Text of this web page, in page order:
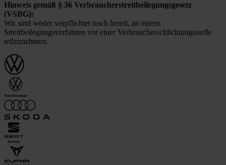
Hinweis gemäß § 36 Verbraucherstreitbeilegungsgesetz
(VSBG):
Wir sind weder verpflichtet noch bereit, an einem
Streitbeilegungsverfahren vor einer Verbraucherschlichtungsstelle
teilzunehmen.